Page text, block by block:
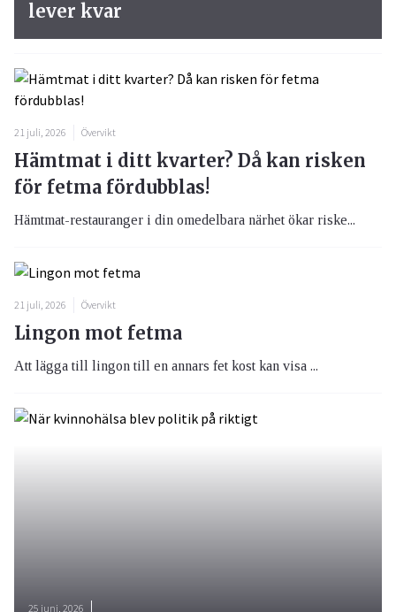
21 juli, 2026 Övervikt
Hämtmat i ditt kvarter? Då kan risken
för fetma fördubblas!
Hämtmat-restauranger i din omedelbara närhet ökar riske...
21 juli, 2026 Övervikt
Lingon mot fetma
Att lägga till lingon till en annars fet kost kan visa ...
lever kvar
25 juni, 2026